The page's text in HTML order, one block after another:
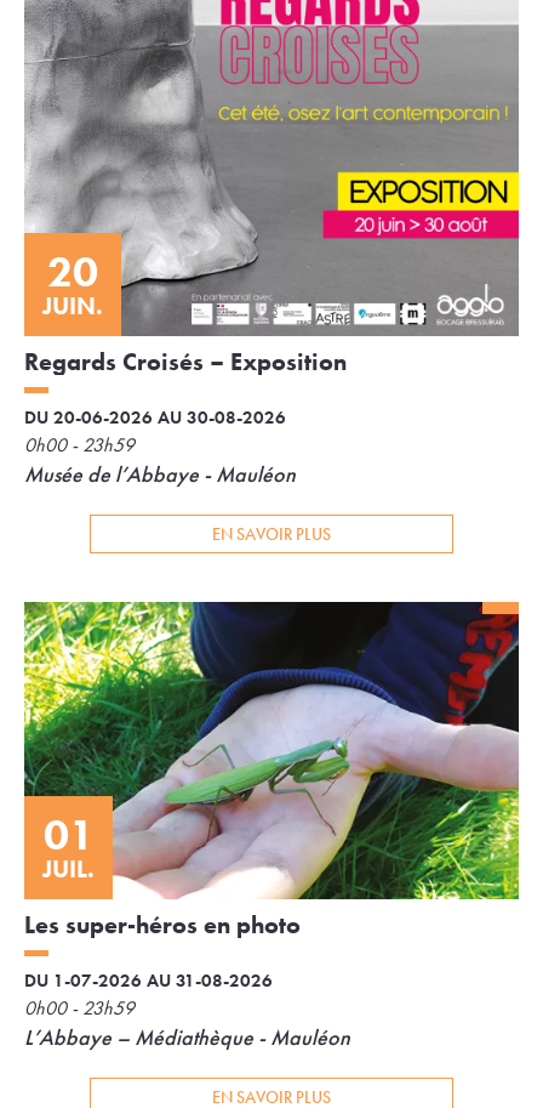
20
JUIN.
Regards Croisés – Exposition
DU 20-06-2026 AU 30-08-2026
0h00 - 23h59
Musée de l’Abbaye - Mauléon
EN SAVOIR PLUS
01
JUIL.
Les super-héros en photo
DU 1-07-2026 AU 31-08-2026
0h00 - 23h59
L’Abbaye – Médiathèque - Mauléon
EN SAVOIR PLUS